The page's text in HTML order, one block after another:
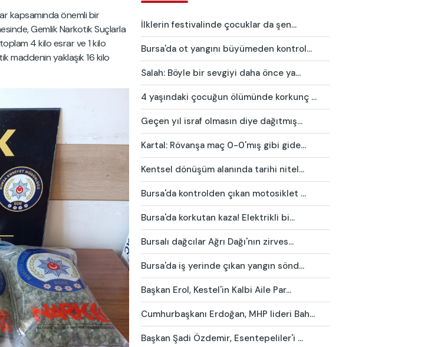
kapsamında önemli bir
Gemlik Narkotik Suçlarla
4 kilo esrar ve 1 kilo
maddenin yaklaşık 16 kilo
İlklerin festivalinde çocuklar da şen...
Bursa'da ot yangını büyümeden kontrol...
Salah: Böyle bir sevgiyi daha önce ya...
4 yaşındaki çocuğun ölümünde korkunç ...
Geçen yıl israf olmasın diye dağıtmış...
Kartal: Rövanşa maç 0-0'mış gibi gide...
Kentsel dönüşüm alanında tarihi nitel...
Bursa'da kontrolden çıkan motosiklet ...
Bursa'da korkutan kaza! Elektrikli bi...
Bursalı dağcılar Ağrı Dağı'nın zirves...
Bursa'da iş yerinde çıkan yangın sönd...
Başkan Erol, Kestel'in Kalbi Aile Par...
Cumhurbaşkanı Erdoğan, MHP lideri Bah...
Başkan Şadi Özdemir, Esentepeliler'i ...